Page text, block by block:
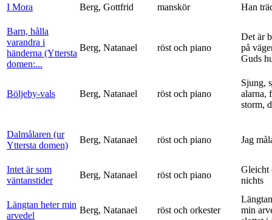
I Mora Berg, Gottfrid manskör Han
Barn, hålla
varandra i
händerna (Yttersta
domen:...
Berg, Natanael röst och piano
Det är
på
Guds
Böljeby-vals Berg, Natanael röst och piano
Sjung,
alarna,
storm,
Dalmålaren (ur
Yttersta domen)
Berg, Natanael röst och piano Jag
Intet är som
väntanstider
Berg, Natanael röst och piano
Gleicht
nichts
Längtan heter min
arvedel
Berg, Natanael röst och orkester
min